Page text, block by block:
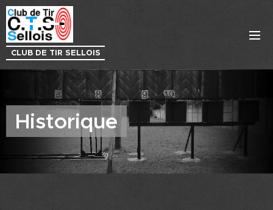
CLUB DE TIR SELLOIS
Historique